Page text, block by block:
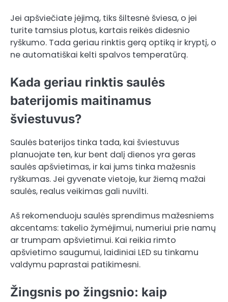
Jei apšviečiate įėjimą, tiks šiltesnė šviesa, o jei
turite tamsius plotus, kartais reikės didesnio
ryškumo. Tada geriau rinktis gerą optiką ir kryptį, o
ne automatiškai kelti spalvos temperatūrą.
Kada geriau rinktis saulės
baterijomis maitinamus
šviestuvus?
Saulės baterijos tinka tada, kai šviestuvus
planuojate ten, kur bent dalį dienos yra geras
saulės apšvietimas, ir kai jums tinka mažesnis
ryškumas. Jei gyvenate vietoje, kur žiemą mažai
saulės, realus veikimas gali nuvilti.
Aš rekomenduoju saulės sprendimus mažesniems
akcentams: takelio žymėjimui, numeriui prie namų
ar trumpam apšvietimui. Kai reikia rimto
apšvietimo saugumui, laidiniai LED su tinkamu
valdymu paprastai patikimesni.
Žingsnis po žingsnio: kaip